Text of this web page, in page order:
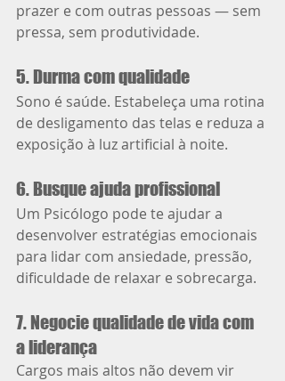
prazer e com outras pessoas — sem
pressa, sem produtividade.
5. Durma com qualidade
Sono é saúde. Estabeleça uma rotina
de desligamento das telas e reduza a
exposição à luz artificial à noite.
6. Busque ajuda profissional
Um Psicólogo pode te ajudar a
desenvolver estratégias emocionais
para lidar com ansiedade, pressão,
dificuldade de relaxar e sobrecarga.
7. Negocie qualidade de vida com
a liderança
Cargos mais altos não devem vir